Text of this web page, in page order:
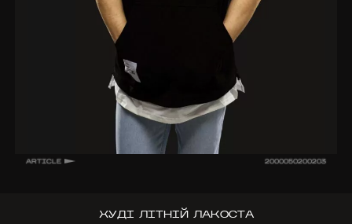
ARTICLE 2000050200203
ХУДІ ЛІТНІЙ ЛАКОСТА